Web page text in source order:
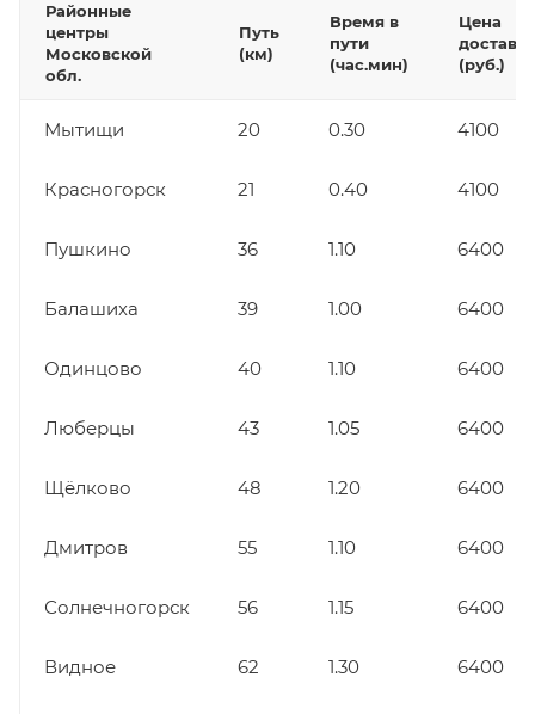
Районные
центры
Московской
обл.
Путь
(км)
Время в
пути
(час.мин)
Цена
(руб.)
Мытищи 20 0.30 4100
Красногорск 21 0.40 4100
Пушкино 36 1.10 6400
Балашиха 39 1.00 6400
Одинцово 40 1.10 6400
Люберцы 43 1.05 6400
Щёлково 48 1.20 6400
Дмитров 55 1.10 6400
Солнечногорск 56 1.15 6400
Видное 62 1.30 6400